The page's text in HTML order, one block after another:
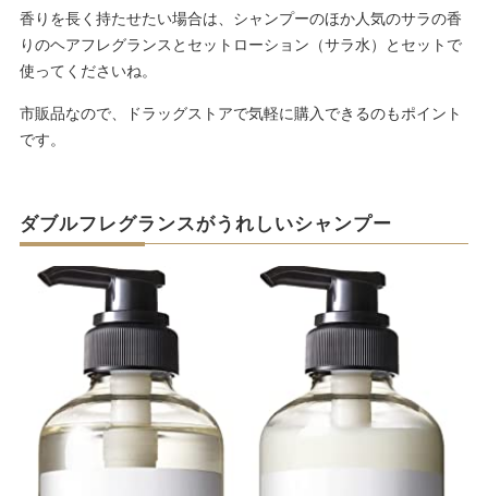
香りを長く持たせたい場合は、シャンプーのほか人気のサラの香
りのヘアフレグランスとセットローション（サラ水）とセットで
使ってくださいね。
市販品なので、ドラッグストアで気軽に購入できるのもポイント
です。
ダブルフレグランスがうれしいシャンプー